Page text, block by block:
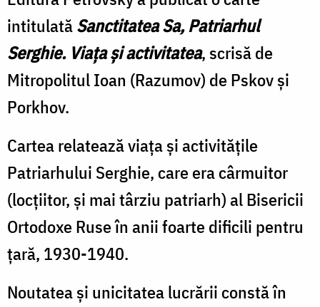
intitulatăSanctitatea Sa, Patriarhul
Serghie. Viața și activitatea, scrisă de
Mitropolitul Ioan (Razumov) de Pskov și
Porkhov.
Cartea relatează viața și activitățile
Patriarhului Serghie, care era cârmuitor
(locțiitor, și mai târziu patriarh) al Bisericii
Ortodoxe Ruse în anii foarte dificili pentru
țară, 1930-1940.
Noutatea și unicitatea lucrării constă în